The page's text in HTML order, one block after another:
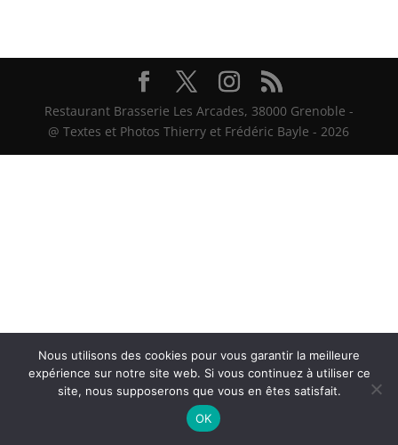
Restaurant Brasserie Les Arcades, 38000 Grenoble -
@ Textes et Photos Thierry et Frédéric Bayle - 2026
Nous utilisons des cookies pour vous garantir la meilleure
expérience sur notre site web. Si vous continuez à utiliser ce
site, nous supposerons que vous en êtes satisfait.
OK